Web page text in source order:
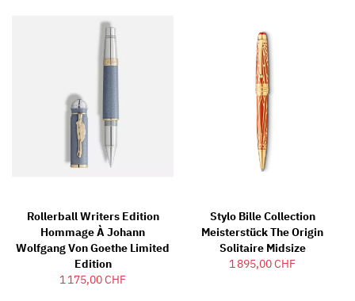
Rollerball Writers Edition
Hommage À Johann
Wolfgang Von Goethe Limited
Edition
1 175,00 CHF
Stylo Bille Collection
Meisterstück The Origin
Solitaire Midsize
1 895,00 CHF